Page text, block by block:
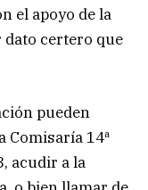
el apoyo de la
certero que
pueden
Comisaría 14ª
acudir a la